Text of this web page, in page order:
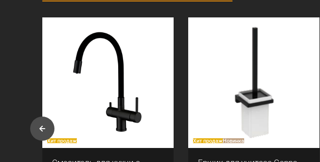
Хит продаж Хит продажНовинка